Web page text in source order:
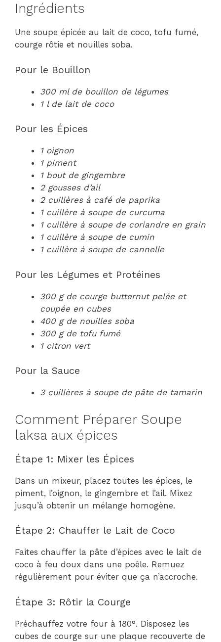
Ingrédients
Une soupe épicée au lait de coco, tofu fumé,
courge rôtie et nouilles soba.
Pour le Bouillon
300 ml de bouillon de légumes
1 l de lait de coco
Pour les Épices
1 oignon
1 piment
1 bout de gingembre
2 gousses d’ail
2 cuillères à café de paprika
1 cuillère à soupe de curcuma
1 cuillère à soupe de coriandre en grain
1 cuillère à soupe de cumin
1 cuillère à soupe de cannelle
Pour les Légumes et Protéines
300 g de courge butternut pelée et
coupée en cubes
400 g de nouilles soba
300 g de tofu fumé
1 citron vert
Pour la Sauce
3 cuillères à soupe de pâte de tamarin
Comment Préparer Soupe
laksa aux épices
Étape 1: Mixer les Épices
Dans un mixeur, placez toutes les épices, le
piment, l’oignon, le gingembre et l’ail. Mixez
jusqu’à obtenir un mélange homogène.
Étape 2: Chauffer le Lait de Coco
Faites chauffer la pâte d’épices avec le lait de
coco à feu doux dans une poêle. Remuez
régulièrement pour éviter que ça n’accroche.
Étape 3: Rôtir la Courge
Préchauffez votre four à 180°. Disposez les
cubes de courge sur une plaque recouverte de